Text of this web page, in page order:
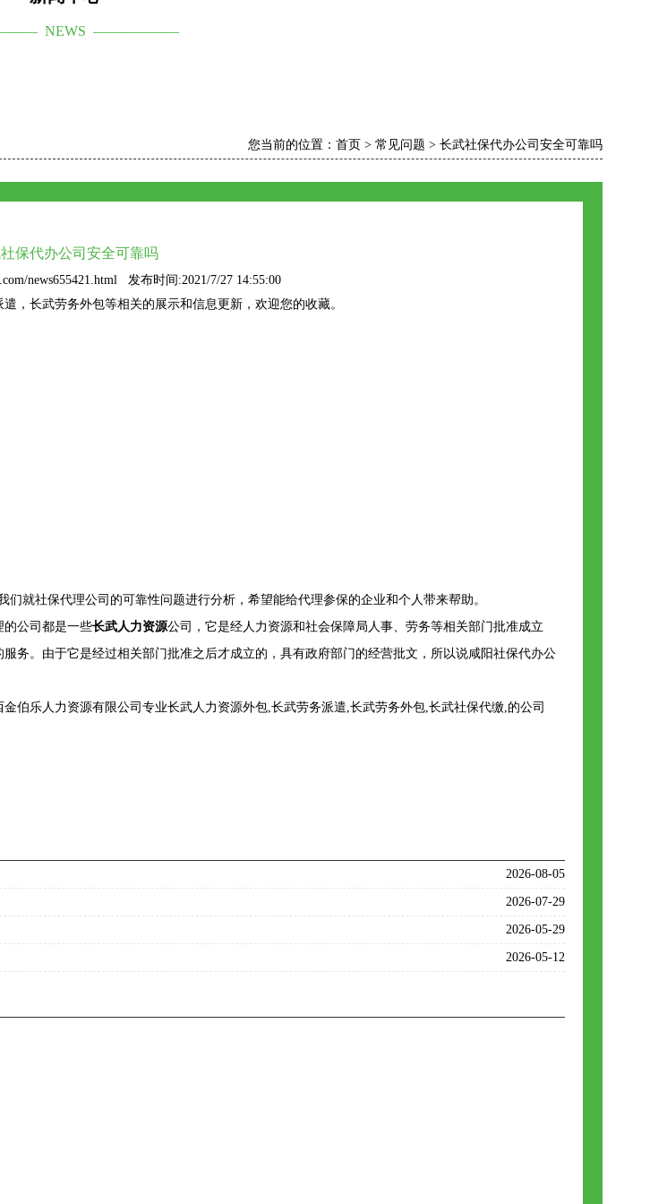
NEWS ——————
您当前的位置： 首页 > 常见问题 > 长武社保代办公司安全可靠吗
保代办公司安全可靠吗
news655421.html 发布时间:2021/7/27 14:55:00
遣，长武劳务外包等相关的展示和信息更新，欢迎您的收藏。
就社保代理公司的可靠性问题进行分析，希望能给代理参保的企业和个人带来帮助。
的公司都是一些长武人力资源公司，它是经人力资源和社会保障局人事、劳务等相关部门批准成立
务。由于它是经过相关部门批准之后才成立的，具有政府部门的经营批文，所以说咸阳社保代办公
伯乐人力资源有限公司专业长武人力资源外包,长武劳务派遣,长武劳务外包,长武社保代缴,的公司
2026-08-05
2026-07-29
2026-05-29
2026-05-12